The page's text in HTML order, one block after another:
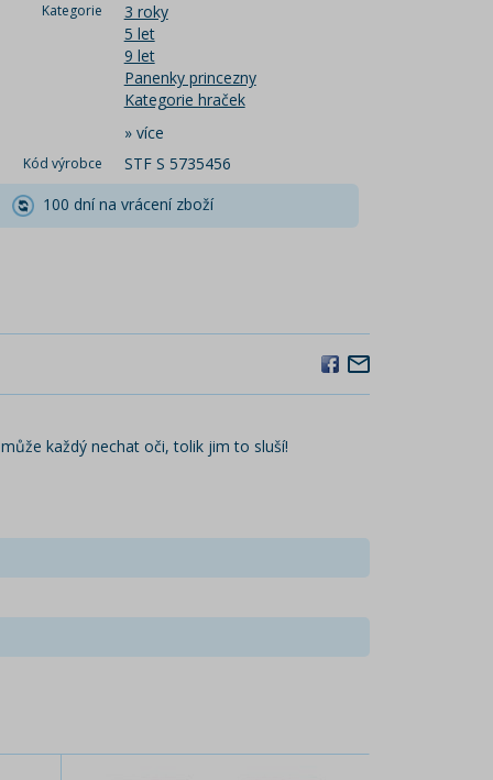
Kategorie
3 roky
5 let
9 let
Panenky princezny
Kategorie hraček
» více
Kód výrobce
STF S 5735456
100 dní na vrácení zboží
každý nechat oči, tolik jim to sluší!